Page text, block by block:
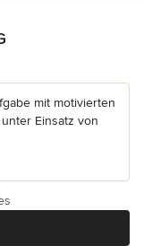
mit motivierten
Einsatz von